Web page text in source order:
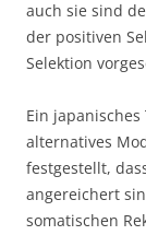
auch sie sind
der positiven
Selektion
Ein japanisches
alternatives
festgestellt,
angereichert
somatischen